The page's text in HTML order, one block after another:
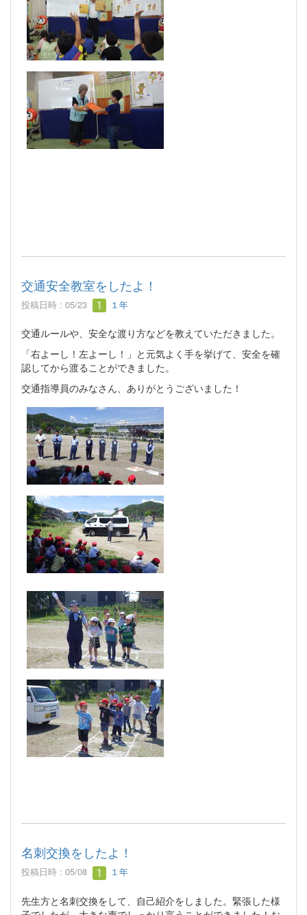
交通安全教室をしたよ！
投稿日時 : 05/23 １年
交通ルールや、安全な渡り方などを教えていただきました。
「右よーし！左よーし！」と元気よく手を挙げて、安全を確
認してから渡ることができました。
交通指導員のみなさん、ありがとうございました！
名刺交換をしたよ！
投稿日時 : 05/08 １年
先生方と名刺交換をして、自己紹介をしました。緊張した様